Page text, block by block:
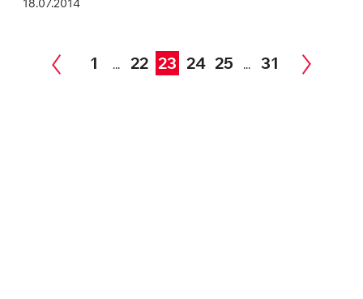
18.07.2014
1 ... 22 23 24 25 ... 31